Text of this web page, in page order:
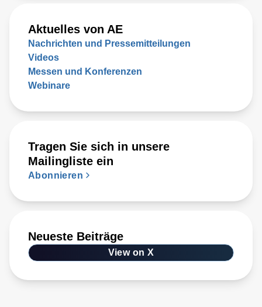
Aktuelles von AE
Nachrichten und Pressemitteilungen
Videos
Messen und Konferenzen
Webinare
Tragen Sie sich in unsere
Mailingliste ein
Abonnieren
Neueste Beiträge
View on X